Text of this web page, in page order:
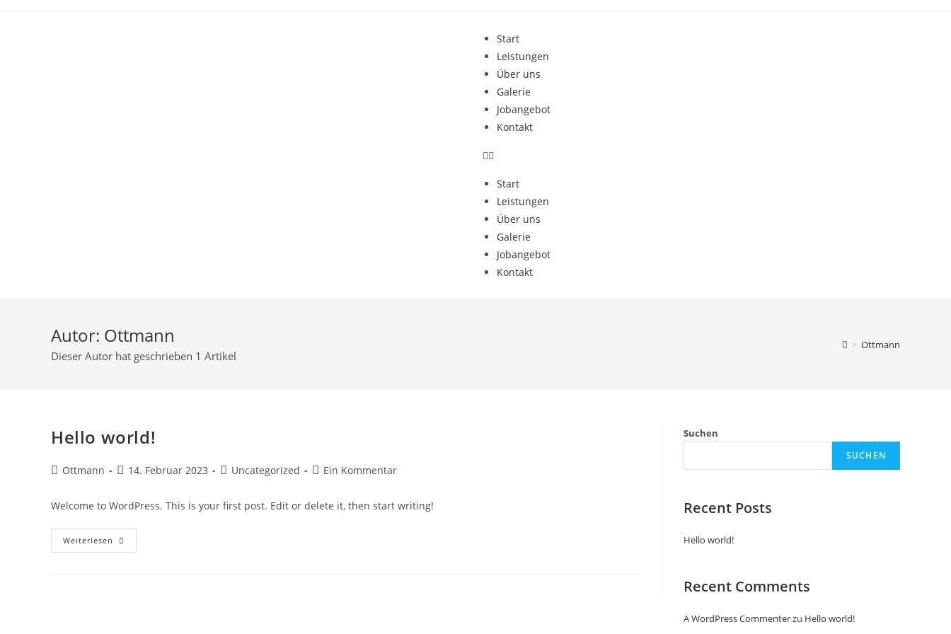
Start
Leistungen
Über uns
Galerie
Jobangebot
Kontakt
Start
Leistungen
Über uns
Galerie
Jobangebot
Kontakt
Autor: Ottmann
Dieser Autor hat geschrieben 1 Artikel
> Ottmann
Hello world!
Ottmann 14. Februar 2023 Uncategorized Ein Kommentar
Welcome to WordPress. This is your first post. Edit or delete it, then start writing!
Weiterlesen
Suchen
SUCHEN
Recent Posts
Hello world!
Recent Comments
A WordPress Commenterzu Hello world!